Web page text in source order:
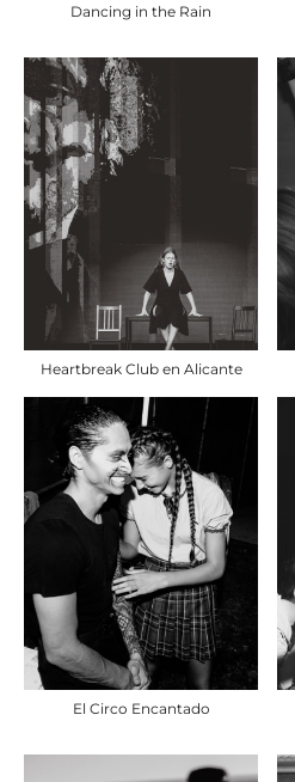
Dancing in the Rain
Heartbreak Club en Alicante
El Circo Encantado